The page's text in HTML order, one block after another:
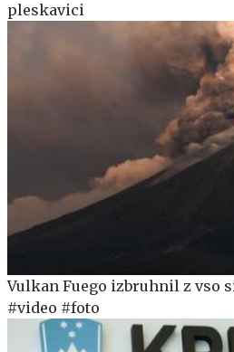
pleskavici
Vulkan Fuego izbruhnil z vso
#video #foto